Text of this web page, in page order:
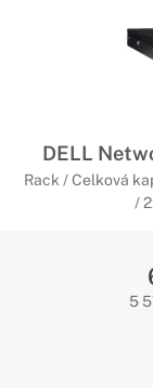
DELL
Rack / Celková
/
5